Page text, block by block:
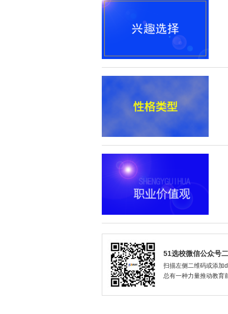
51选校微信公众号
扫描左侧二维码或添加
总有一种力量推动教育